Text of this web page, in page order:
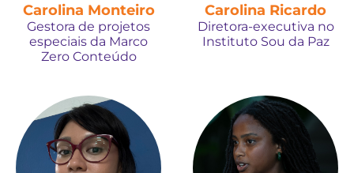
Carolina Monteiro
Gestora de projetos
especiais da Marco
Zero Conteúdo
Carolina Ricardo
Diretora-executiva no
Instituto Sou da Paz